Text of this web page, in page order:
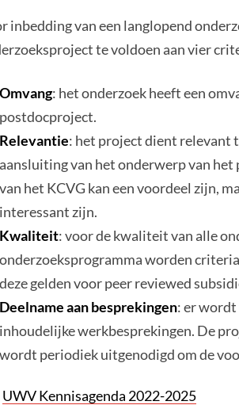
inbedding van een langlopend
te voldoen aan vier
Omvang: het onderzoek heeft een
postdocproject.
Relevantie: het project dient relevant
aansluiting van het onderwerp van
van het KCVG kan een voordeel zijn,
interessant zijn.
Kwaliteit: voor de kwaliteit van alle
onderzoeksprogramma worden
deze gelden voor peer reviewed
Deelname aan besprekingen: er
inhoudelijke werkbesprekingen. De
wordt periodiek uitgenodigd om de
UWV Kennisagenda 2022-2025